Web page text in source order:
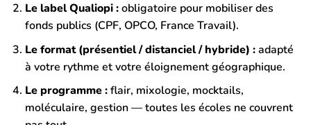
Le label Qualiopi :obligatoire pour mobiliser des
fonds publics (CPF, OPCO, France Travail).
Le format (présentiel / distanciel / hybride) :adapté
à votre rythme et votre éloignement géographique.
Le programme :flair, mixologie, mocktails,
moléculaire, gestion — toutes les écoles ne couvrent